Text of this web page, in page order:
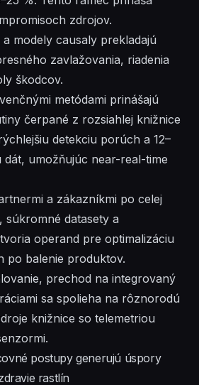
zdrojov.
modely causaly prekladajú
zavlažovania, riadenia
škodcov.
metódami prinášajú
čerpané z rozsiahlej knižnice
detekciu porúch a 12–
dát, umožňujúc near-real-time
a zákazníkmi po celej
súkromné datasety a
operand pre optimalizáciu
po balenie produktov.
prechod na integrovaný
sa spolieha na rôznorodú
knižnice so telemetriou
postupy generujú úspory
rastlín